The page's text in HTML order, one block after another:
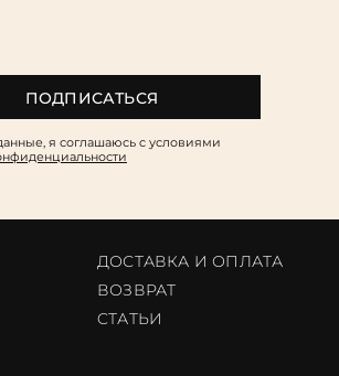
ПОДПИСАТЬСЯ
я соглашаюсь c условиями
ДОСТАВКА И ОПЛАТА
ВОЗВРАТ
CТАТЬИ